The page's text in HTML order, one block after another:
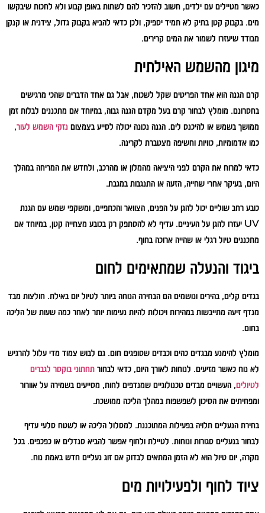
כאשר מטיילים עם ילדים, חשוב להזכיר להם לשתות באופן קבוע ולא לחכות שיבקשו
מים. בקבוק קטן בתיק לא תמיד יספיק, ולכן כדאי להביא בקבוק גדול, צידנית או קנקן
מבודד שיעזרו לשמור את המים קרירים.
מיגון מהשמש האילתית
קרם הגנה הוא אחד הפריטים שקל לשכוח, אבל גם אחד הדברים שהכי מרגישים
בחסרונם. מומלץ לבחור קרם בעל מקדם הגנה גבוה, במיוחד אם מתכננים לבלות זמן
ממושך בשמש או להיכנס לים. הגנה נכונה יכולה לסייע בצמצום נזקי השמש לעור,
כמו אדמומיות, כוויות וחשיפה מצטברת לקרינה.
כדאי למרוח את הקרם לפני היציאה מהמלון או מהרכב, ולחדש את המריחה במהלך
היום, בעיקר אחרי שחייה, הזעה או התנגבות במגבת.
כובע רחב שוליים יכול להגן על הפנים, הצוואר והכתפיים, ומשקפי שמש עם הגנת
UV יעזרו להגן על העיניים. עדיף לא להסתפק רק בכובע מצחייה קטן, במיוחד אם
מתכננים טיול רגלי או שהייה ארוכה בחוף.
ביגוד והנעלה שמתאימים לחום
בגדים קלים, בהירים ונושמים הם הבחירה הנוחה ביותר לטיול יום באילת. חולצות מבד
מנדף זיעה מתייבשות במהירות ויכולות להיות נעימות יותר לאחר כמה שעות של הליכה
בחום.
מומלץ להימנע מבגדים כהים וכבדים שסופגים חום. גם לבוש צמוד מדי עלול להרגיש
לא נוח כאשר מזיעים. לנוחות לאורך היום, כדאי לבחור תחתוני בוקסר לגברים
לטיולים, העשויים מבדים טכנולוגיים שמנדפים לחות, מסייעים בשמירה על אוורור
ומפחיתים את הסיכון לשפשפות במהלך הליכה ממושכת.
בחירת הנעליים תלויה בפעילות המתוכננת. למסלול הליכה או לשטח סלעי עדיף
לבחור בנעליים סגורות ונוחות. לטיילת ולחוף אפשר להביא סנדלים או כפכפים. בכל
מקרה, יום טיול הוא לא הזמן המתאים לבדוק אם זוג נעליים חדש באמת נוח.
ציוד לחוף ולפעילויות מים